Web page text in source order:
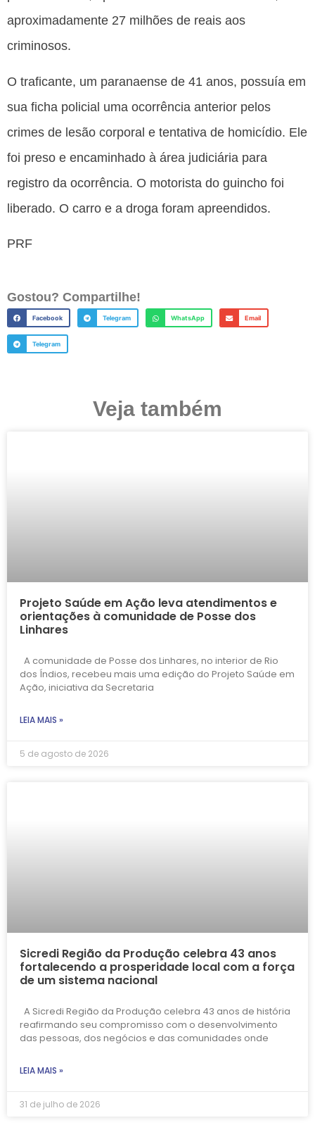
aproximadamente 27 milhões de reais aos
criminosos.
O traficante, um paranaense de 41 anos, possuía em
sua ficha policial uma ocorrência anterior pelos
crimes de lesão corporal e tentativa de homicídio. Ele
foi preso e encaminhado à área judiciária para
registro da ocorrência. O motorista do guincho foi
liberado. O carro e a droga foram apreendidos.
PRF
Gostou? Compartilhe!
Facebook Telegram WhatsApp Email
Telegram
Veja também
Projeto Saúde em Ação leva atendimentos e
orientações à comunidade de Posse dos
Linhares
A comunidade de Posse dos Linhares, no interior de Rio
dos Índios, recebeu mais uma edição do Projeto Saúde em
Ação, iniciativa da Secretaria
LEIA MAIS »
5 de agosto de 2026
Sicredi Região da Produção celebra 43 anos
fortalecendo a prosperidade local com a força
de um sistema nacional
A Sicredi Região da Produção celebra 43 anos de história
reafirmando seu compromisso com o desenvolvimento
das pessoas, dos negócios e das comunidades onde
LEIA MAIS »
31 de julho de 2026